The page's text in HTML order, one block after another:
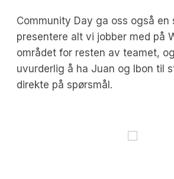
Community Day ga oss også en
presentere alt vi jobber med på
området for resten av teamet,
uvurderlig å ha Juan og Ibon til
direkte på spørsmål.